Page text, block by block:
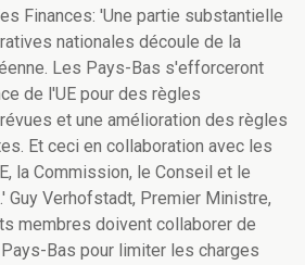
Finances: 'Une partie substantielle
nationales découle de la
Les Pays-Bas s'efforceront
de l'UE pour des règles
et une amélioration des règles
Et ceci en collaboration avec les
la Commission, le Conseil et le
Guy Verhofstadt, Premier Ministre,
membres doivent collaborer de
Bas pour limiter les charges